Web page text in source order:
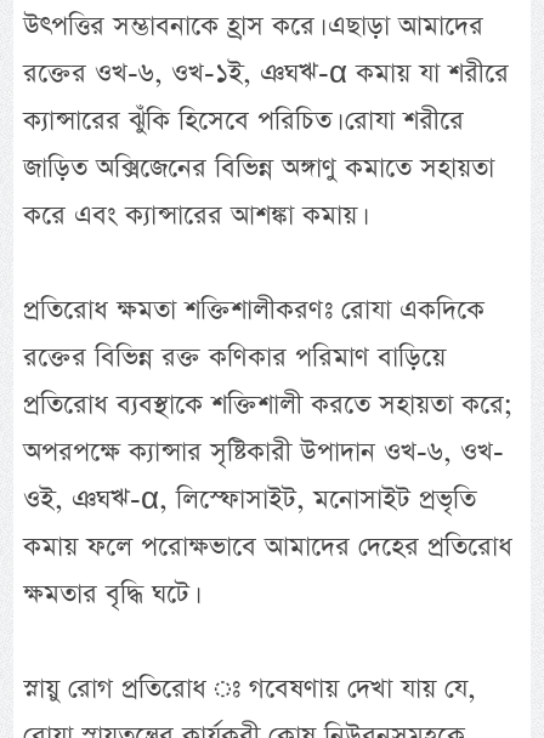
উৎপত্তির সম্ভাবনাকে হ্রাস করে। এছাড়া আমাদের
রক্তের ওখ-৬, ওখ-১ই, ঞঘঋ-α কমায় যা শরীরে
ক্যান্সারের ঝুঁকি হিসেবে পরিচিত। রোযা শরীরে
জাড়িত অক্সিজেনের বিভিন্ন অঙ্গাণু কমাতে সহায়তা
করে এবং ক্যান্সারের আশঙ্কা কমায়।
প্রতিরোধ ক্ষমতা শক্তিশালীকরণঃ রোযা একদিকে
রক্তের বিভিন্ন রক্ত কণিকার পরিমাণ বাড়িয়ে
প্রতিরোধ ব্যবস্থাকে শক্তিশালী করতে সহায়তা করে;
অপরপক্ষে ক্যান্সার সৃষ্টিকারী উপাদান ওখ-৬, ওখ-
ওই, ঞঘঋ-α, লিস্ফোসাইট, মনোসাইট প্রভৃতি
কমায় ফলে পরোক্ষভাবে আমাদের দেহের প্রতিরোধ
ক্ষমতার বৃদ্ধি ঘটে।
স্নায়ু রোগ প্রতিরোধ ঃ গবেষণায় দেখা যায় যে,